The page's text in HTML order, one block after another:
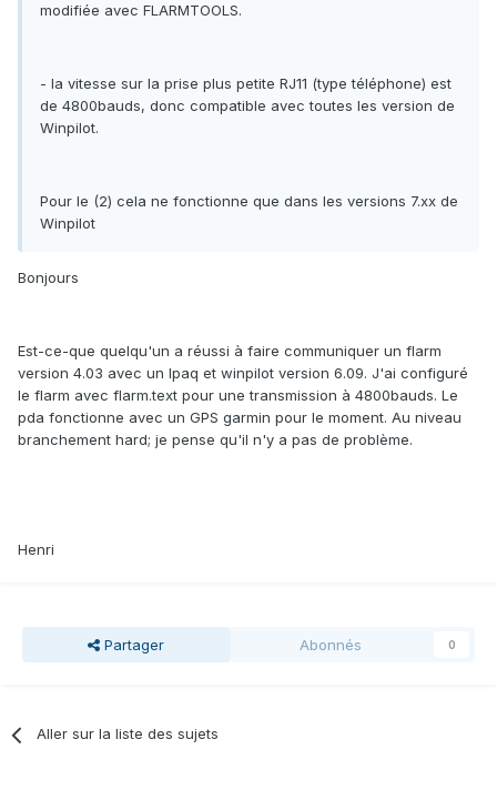
modifiée avec FLARMTOOLS.
- la vitesse sur la prise plus petite RJ11 (type téléphone) est
de 4800bauds, donc compatible avec toutes les version de
Winpilot.
Pour le (2) cela ne fonctionne que dans les versions 7.xx de
Winpilot
Bonjours
Est-ce-que quelqu'un a réussi à faire communiquer un flarm
version 4.03 avec un Ipaq et winpilot version 6.09. J'ai configuré
le flarm avec flarm.text pour une transmission à 4800bauds. Le
pda fonctionne avec un GPS garmin pour le moment. Au niveau
branchement hard; je pense qu'il n'y a pas de problème.
Henri
Partager Abonnés 0
Aller sur la liste des sujets